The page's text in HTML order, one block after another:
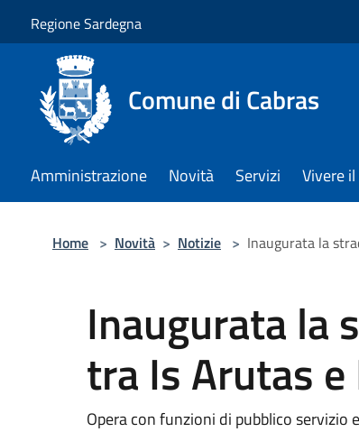
Regione Sardegna
Comune di Cabras
Amministrazione Novità Servizi Vivere
Home > Novità > Notizie > Inaugurata la
Inaugurata la
tra Is Arutas
Opera con funzioni di pubblico servizio